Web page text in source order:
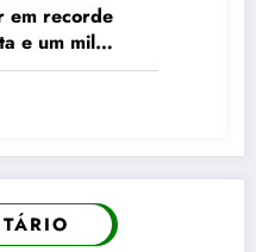
em recorde
e um mil
para cinco